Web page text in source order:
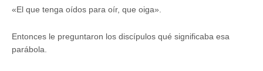
«El que tenga oídos para oír, que oiga».
Entonces le preguntaron los discípulos qué significaba esa
parábola.